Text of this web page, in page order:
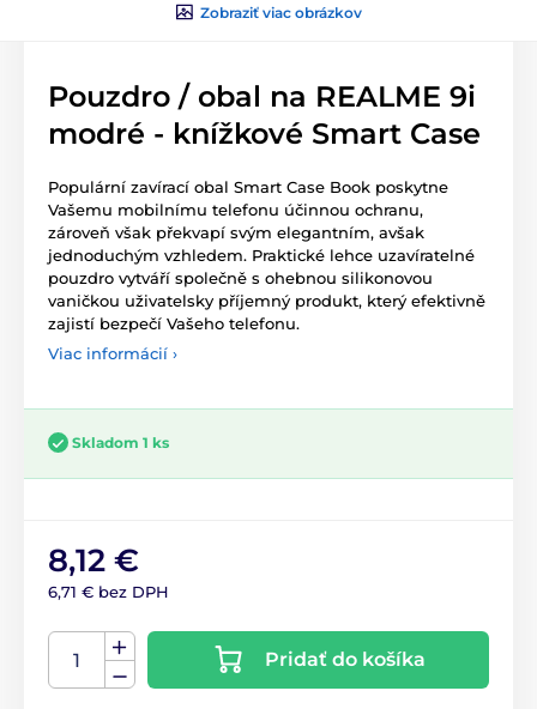
Zobraziť viac obrázkov
Pouzdro / obal na REALME 9i
modré - knížkové Smart Case
Populární zavírací obal Smart Case Book poskytne
Vašemu mobilnímu telefonu účinnou ochranu,
zároveň však překvapí svým elegantním, avšak
jednoduchým vzhledem. Praktické lehce uzavíratelné
pouzdro vytváří společně s ohebnou silikonovou
vaničkou uživatelsky příjemný produkt, který efektivně
zajistí bezpečí Vašeho telefonu.
Viac informácií ›
Skladom 1 ks
8,12 €
6,71 € bez DPH
Pridať do košíka